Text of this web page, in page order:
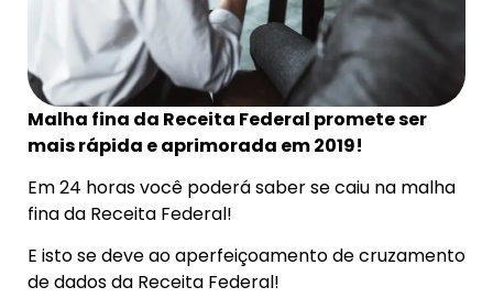
Malha fina da Receita Federal promete ser
mais rápida e aprimorada em 2019!
Em 24 horas você poderá saber se caiu na malha
fina da Receita Federal!
E isto se deve ao aperfeiçoamento de cruzamento
de dados da Receita Federal!